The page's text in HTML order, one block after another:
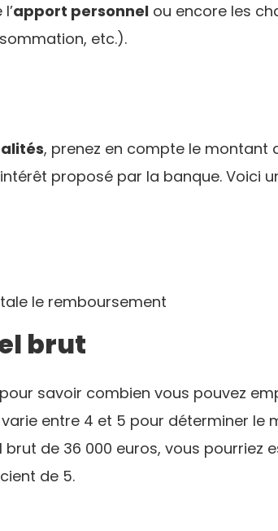
apport personnel ou encore les
etc.).
, prenez en compte le montant
proposé par la banque. Voici
le remboursement
brut
savoir combien vous pouvez
entre 4 et 5 pour déterminer le
de 36 000 euros, vous pourriez
de 5.